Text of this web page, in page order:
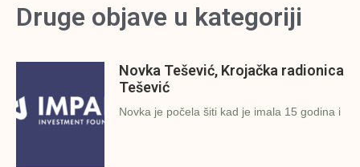
Druge objave u kategoriji
Novka Tešević, Krojačka radionica
Tešević
Novka je počela šiti kad je imala 15 godina i